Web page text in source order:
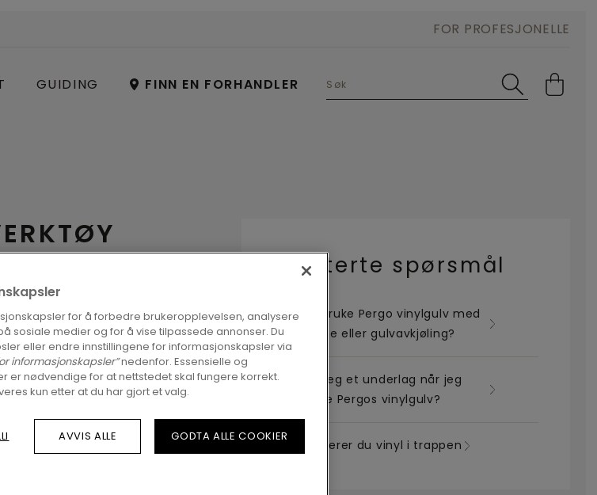
GUIDING FINN EN FORHANDLER
FOR PROFESJONELLE
profesjonell
Relaterte spørsmål
Kan jeg bruke Pergo vinylgulv med
gulvvarme eller gulvavkjøling?
Trenger jeg et underlag når jeg
skal legge Pergos vinylgulv?
Slik monterer du vinyl i trappen
for å forbedre brukeropplevelsen, analysere
sosiale medier og for å vise tilpassede annonser. Du
eller endre innstillingene for informasjonskapsler via
informasjonskapsler”nedenfor. Essensielle og
er nødvendige for at nettstedet skal fungere korrekt.
kun etter at du har gjort et valg.
AVVIS ALLE GODTA ALLE COOKIER